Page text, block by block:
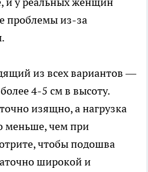
проблемы из-за
из всех вариантов —
4-5 см в высоту.
изящно, а нагрузка
меньше, чем при
чтобы подошва
широкой и